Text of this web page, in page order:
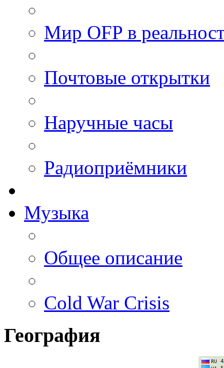
Мир OFP в
Почтовые открытки
Наручные часы
Радиоприёмники
Музыка
Общее описание
Cold War Crisis
География